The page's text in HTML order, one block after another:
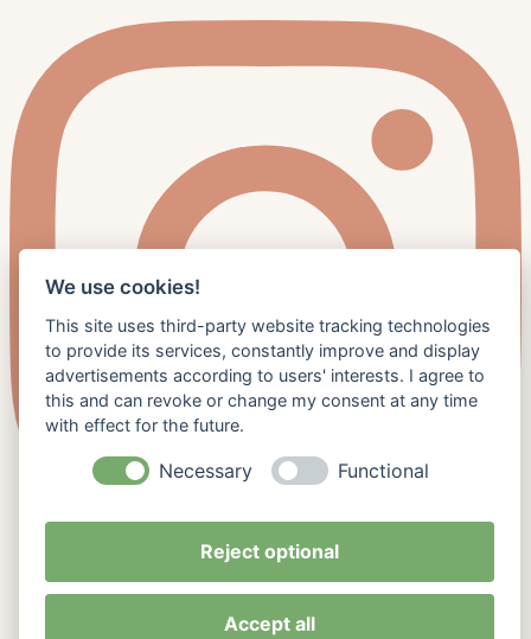
We use cookies!
This site uses third-party website tracking technologies
to provide its services, constantly improve and display
advertisements according to users' interests. I agree to
this and can revoke or change my consent at any time
with effect for the future.
Necessary Functional
Reject optional
Accept all